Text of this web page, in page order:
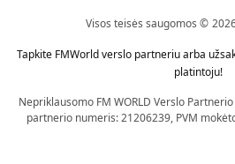
Į
Visos teisės saugomos ©
Tapkite FMWorld verslo partneriu arba
platintoju!
Nepriklausomo FM WORLD Verslo
partnerio numeris: 21206239, PVM